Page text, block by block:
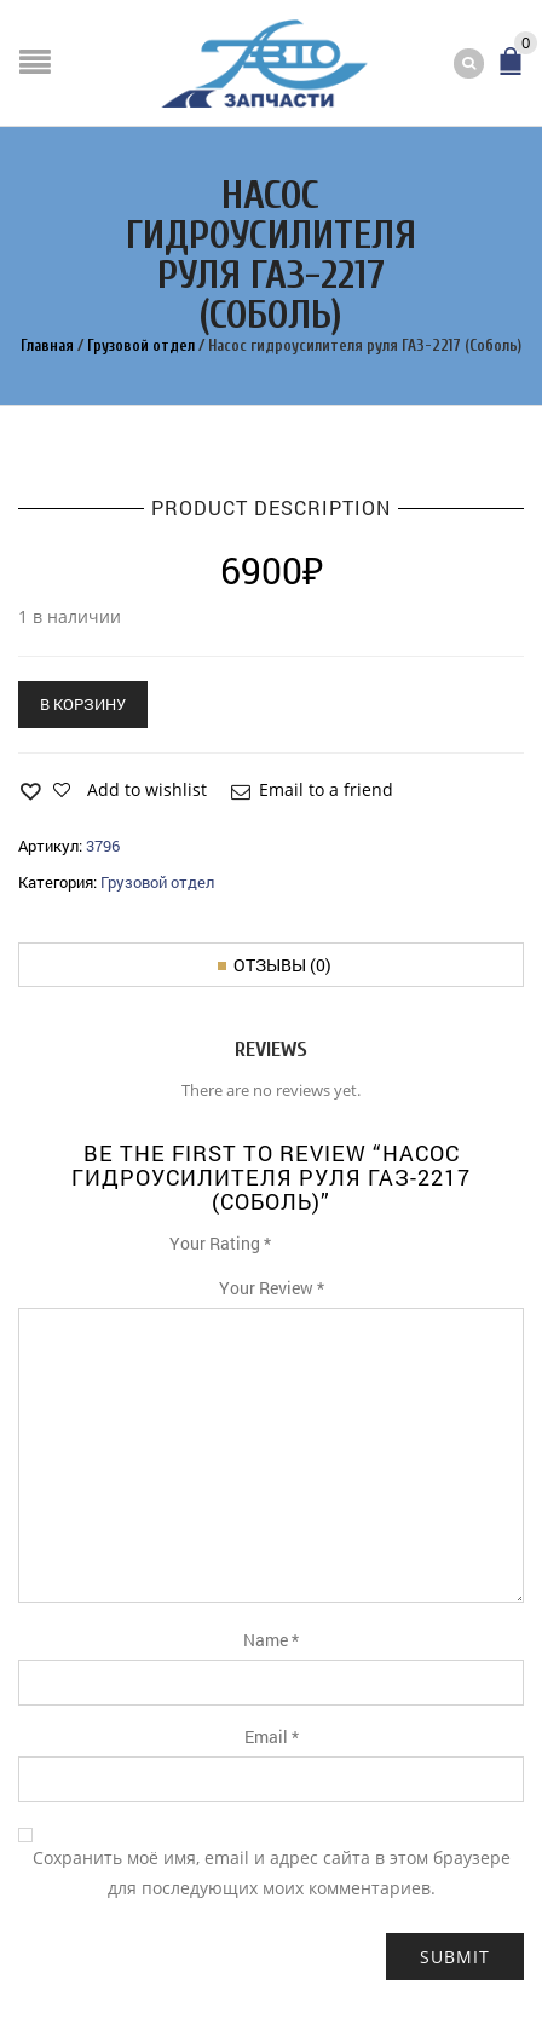
0
НАСОС
ГИДРОУСИЛИТЕЛЯ
РУЛЯ ГАЗ-2217
(СОБОЛЬ)
Главная / Грузовой отдел / Насос гидроусилителя руля ГАЗ-2217 (Соболь)
PRODUCT DESCRIPTION
6900₽
1 в наличии
В КОРЗИНУ
Add to wishlist Email to a friend
Артикул:3796
Категория: Грузовой отдел
ОТЗЫВЫ (0)
REVIEWS
There are no reviews yet.
BE THE FIRST TO REVIEW “НАСОС
ГИДРОУСИЛИТЕЛЯ РУЛЯ ГАЗ-2217
(СОБОЛЬ)”
Your Rating *
1 4
Your Review *
Name*
Email *
Сохранить моё имя, email и адрес сайта в этом браузере
для последующих моих комментариев.